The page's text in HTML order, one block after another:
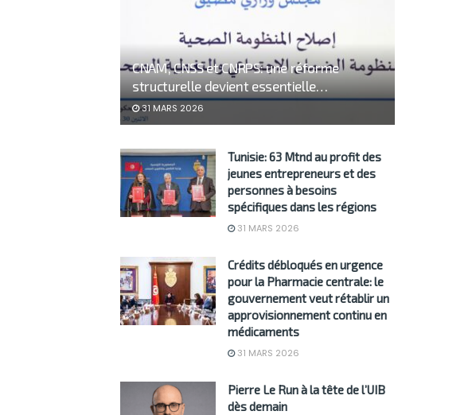
CNAM, CNSS et CNRPS: une réforme
structurelle devient essentielle…
31 MARS 2026
Tunisie: 63 Mtnd au profit des
jeunes entrepreneurs et des
personnes à besoins
spécifiques dans les régions
31 MARS 2026
Crédits débloqués en urgence
pour la Pharmacie centrale: le
gouvernement veut rétablir un
approvisionnement continu en
médicaments
31 MARS 2026
Pierre Le Run à la tête de l’UIB
dès demain